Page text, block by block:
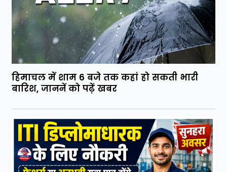
हिमाचल में शाम 6 बजे तक कहां हो सकती भारी
बारिश, जाननें को पढ़ें खबर